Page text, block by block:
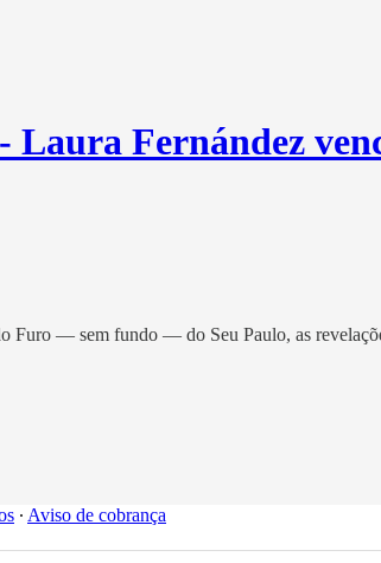
Laura Fernández
Furo — sem fundo — do Seu Paulo, as
∙ Aviso de cobrança